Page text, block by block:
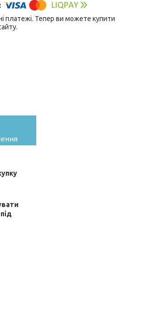
платежі. Тепер ви можете купити